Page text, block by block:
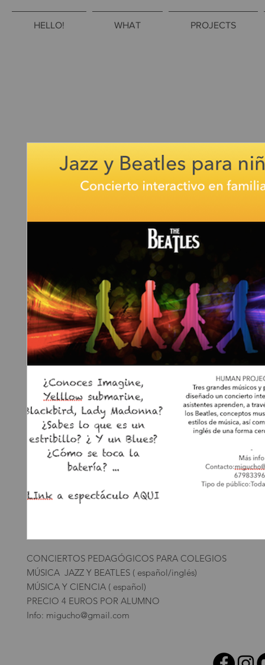
HELLO! WHAT PROJECTS
CONCIERTOS PEDAGÓGICOS PARA COLEGIOS
MÚSICA JAZZ Y BEATLES ( español/inglés)
MÚSICA Y CIENCIA ( español)
PRECIO 4 EUROS POR ALUMNO
Info: migucho@gmail.com